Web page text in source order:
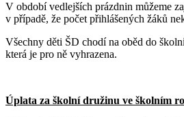
V období vedlejších prázdnin můžeme
v případě, že počet přihlášených žáků
Všechny děti ŠD chodí na oběd do
která je pro ně vyhrazena.
Úplata za školní družinu ve školním